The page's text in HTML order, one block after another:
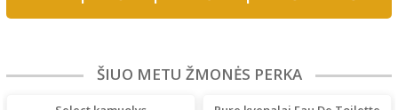
ŠIUO METU ŽMONĖS PERKA